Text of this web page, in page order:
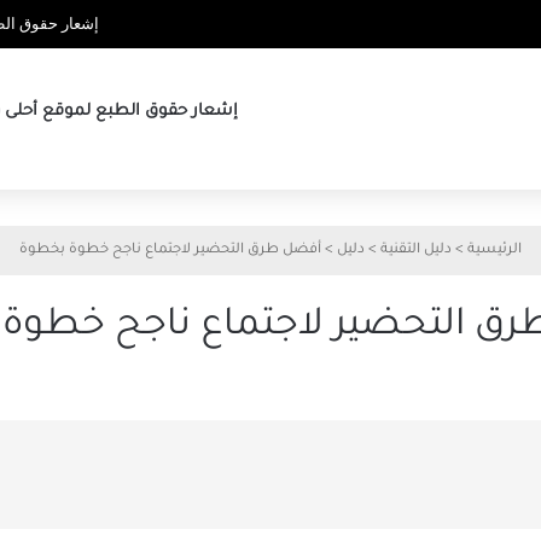
إشعار حقوق
إشعار حقوق الطبع لموقع أحلى
الرئيسية > دليل التقنية > دليل > أفضل طرق التحضير لاجتماع ناجح خطوة بخطوة
التحضير لاجتماع ناجح